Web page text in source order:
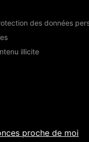
des données
illicite
proche de moi